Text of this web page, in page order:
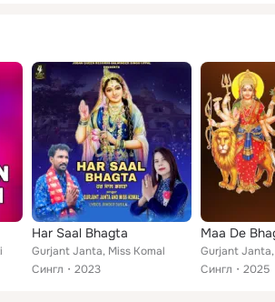
Har Saal Bhagta
Gurjant Janta, Miss Komal
Сингл
2023
Maa De
Gurjant
Сингл
2025